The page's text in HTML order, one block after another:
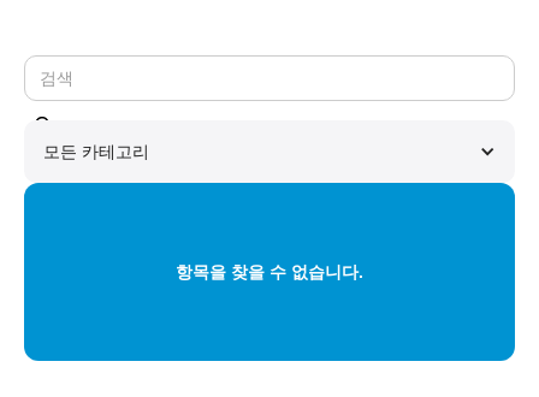
모든 카테고리
항목을 찾을 수 없습니다.